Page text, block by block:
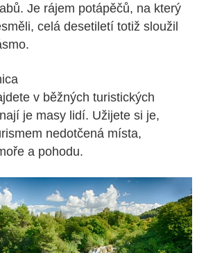
Je rájem potápěčů, na který
celá desetiletí totiž sloužil
v běžných turistických
je masy lidí. Užijete si je,
nedotčená místa,
a pohodu.